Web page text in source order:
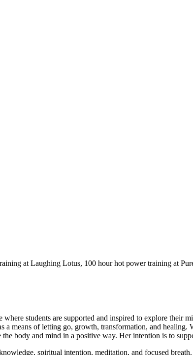
at Laughing Lotus, 100 hour hot power training at
students are supported and inspired to explore their
a means of letting go, growth, transformation, and
the body and mind in a positive way. Her intention is to
spiritual intention, meditation, and focused